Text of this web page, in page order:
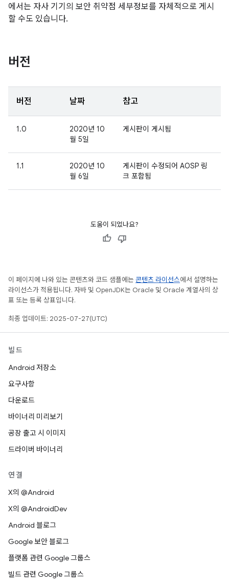
에서는 자사 기기의 보안 취약점 세부정보를 자체적으로 게시
할 수도 있습니다.
버전
버전 날짜 참고
1.0
2020년 10
월 5일
게시판이 게시됨
1.1
2020년 10
월 6일
게시판이 수정되어 AOSP 링
크 포함됨
도움이 되었나요?
이 페이지에 나와 있는 콘텐츠와 코드 샘플에는 콘텐츠 라이선스에서 설명하는
라이선스가 적용됩니다. 자바 및 OpenJDK는 Oracle 및 Oracle 계열사의 상
표 또는 등록 상표입니다.
최종 업데이트: 2025-07-27(UTC)
빌드
Android 저장소
요구사항
다운로드
바이너리 미리보기
공장 출고 시 이미지
드라이버 바이너리
연결
X의 @Android
X의 @AndroidDev
Android 블로그
Google 보안 블로그
플랫폼 관련 Google 그룹스
빌드 관련 Google 그룹스